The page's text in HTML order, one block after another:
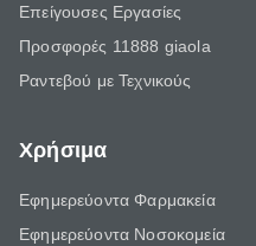
Επείγουσες Εργασίες
Προσφορές 11888 giaola
Ραντεβού με Τεχνικούς
Χρήσιμα
Εφημερεύοντα Φαρμακεία
Εφημερεύοντα Νοσοκομεία